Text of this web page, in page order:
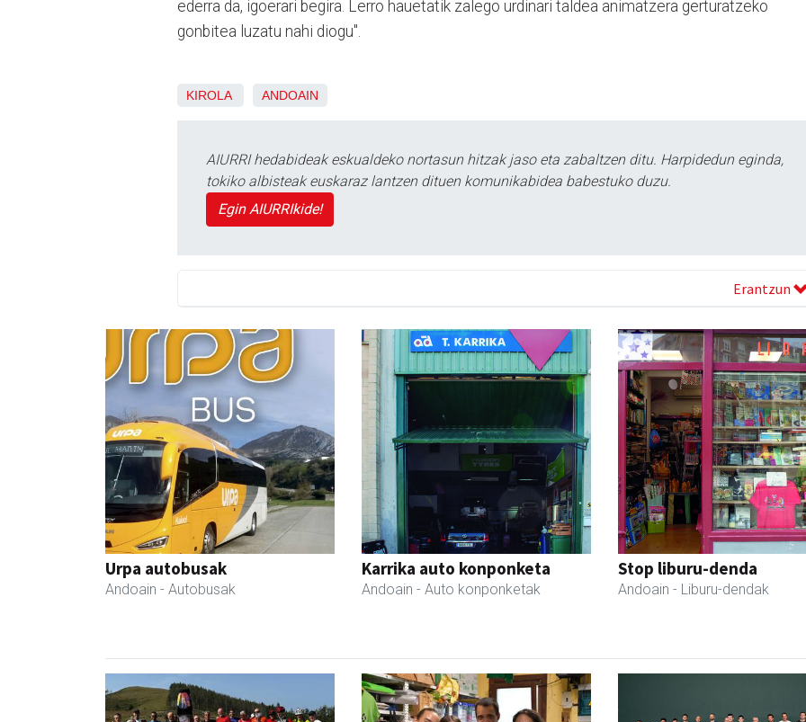
ederra da, igoerari begira. Lerro hauetatik zalego urdinari taldea animatzera gerturatzeko
gonbitea luzatu nahi diogu".
KIROLA ANDOAIN
AIURRI hedabideak eskualdeko nortasun hitzak jaso eta zabaltzen ditu. Harpidedun eginda,
tokiko albisteak euskaraz lantzen dituen komunikabidea babestuko duzu.
Egin AIURRIkide!
Erantzun
Urpa autobusak
Andoain - Autobusak
Karrika auto konponketa
Andoain - Auto konponketak
Stop liburu-denda
Andoain - Liburu-dendak